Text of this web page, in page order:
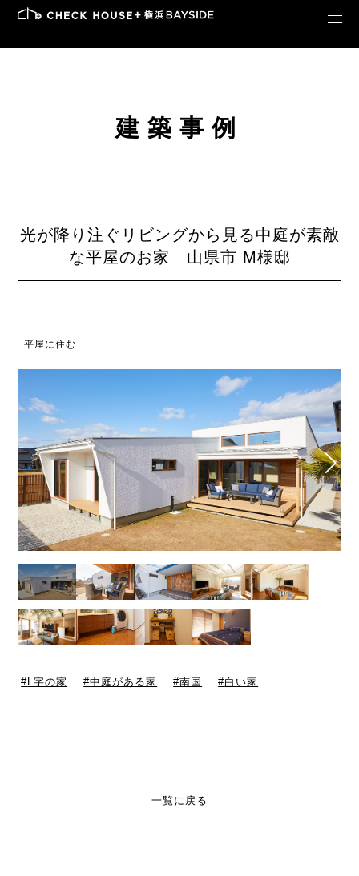
建築事例
光が降り注ぐリビングから見る中庭が素敵
な平屋のお家 山県市 M様邸
平屋に住む
L字の家 中庭がある家 南国 白い家
一覧に戻る